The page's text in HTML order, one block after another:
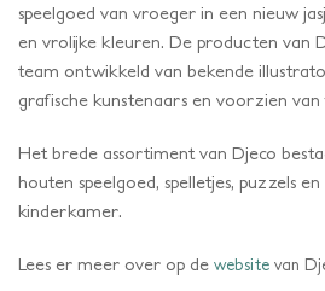
speelgoed van vroeger in een nieuw
en vrolijke kleuren. De producten van
team ontwikkeld van bekende
grafische kunstenaars en voorzien van
Het brede assortiment van Djeco
houten speelgoed, spelletjes, puzzels
kinderkamer.
Lees er meer over op de website van